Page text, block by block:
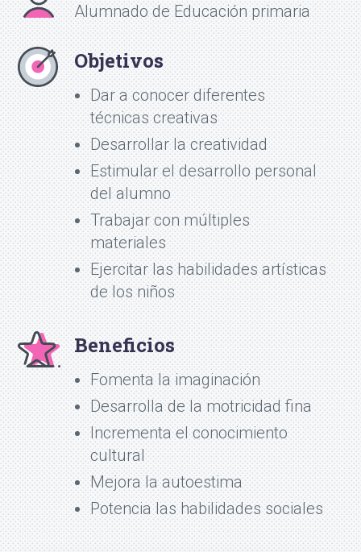
Alumnado de Educación primaria
Objetivos
Dar a conocer diferentes
técnicas creativas
Desarrollar la creatividad
Estimular el desarrollo personal
del alumno
Trabajar con múltiples
materiales
Ejercitar las habilidades artísticas
de los niños
Beneficios
Fomenta la imaginación
Desarrolla de la motricidad fina
Incrementa el conocimiento
cultural
Mejora la autoestima
Potencia las habilidades sociales